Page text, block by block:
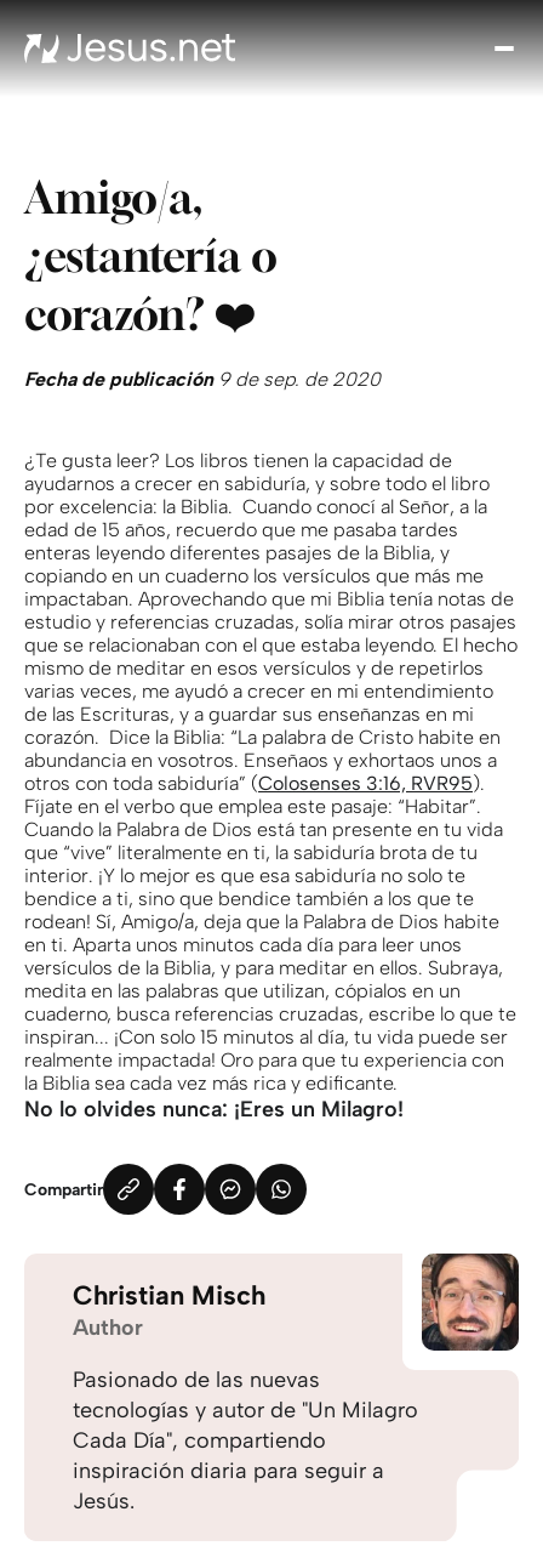
Amigo/a,
¿estantería o
corazón? ❤️
Fecha de publicación9 de sep. de 2020
¿Te gusta leer? Los libros tienen la capacidad de
ayudarnos a crecer en sabiduría, y sobre todo el libro
por excelencia: la Biblia. Cuando conocí al Señor, a la
edad de 15 años, recuerdo que me pasaba tardes
enteras leyendo diferentes pasajes de la Biblia, y
copiando en un cuaderno los versículos que más me
impactaban. Aprovechando que mi Biblia tenía notas de
estudio y referencias cruzadas, solía mirar otros pasajes
que se relacionaban con el que estaba leyendo. El hecho
mismo de meditar en esos versículos y de repetirlos
varias veces, me ayudó a crecer en mi entendimiento
de las Escrituras, y a guardar sus enseñanzas en mi
corazón. Dice la Biblia: “La palabra de Cristo habite en
abundancia en vosotros. Enseñaos y exhortaos unos a
otros con toda sabiduría” (Colosenses 3:16, RVR95).
Fíjate en el verbo que emplea este pasaje: “Habitar”.
Cuando la Palabra de Dios está tan presente en tu vida
que “vive” literalmente en ti, la sabiduría brota de tu
interior. ¡Y lo mejor es que esa sabiduría no solo te
bendice a ti, sino que bendice también a los que te
rodean! Sí, Amigo/a, deja que la Palabra de Dios habite
en ti. Aparta unos minutos cada día para leer unos
versículos de la Biblia, y para meditar en ellos. Subraya,
medita en las palabras que utilizan, cópialos en un
cuaderno, busca referencias cruzadas, escribe lo que te
inspiran... ¡Con solo 15 minutos al día, tu vida puede ser
realmente impactada! Oro para que tu experiencia con
la Biblia sea cada vez más rica y edificante.
No lo olvides nunca: ¡Eres un Milagro!
Compartir
Christian Misch
Author
Pasionado de las nuevas
tecnologías y autor de "Un Milagro
Cada Día", compartiendo
inspiración diaria para seguir a
Jesús.